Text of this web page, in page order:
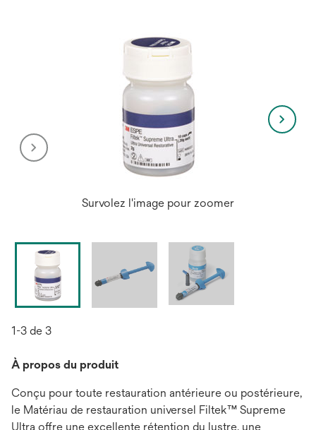
Survolez l'image pour zoomer
1-3 de 3
À propos du produit
Conçu pour toute restauration antérieure ou postérieure,
le Matériau de restauration universel Filtek™ Supreme
Ultra offre une excellente rétention du lustre, une